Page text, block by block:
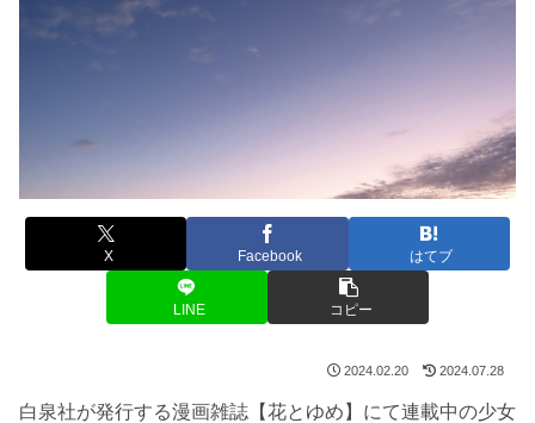
X Facebook はてブ
LINE コピー
2024.02.20 2024.07.28
白泉社が発行する漫画雑誌【花とゆめ】にて連載中の少女